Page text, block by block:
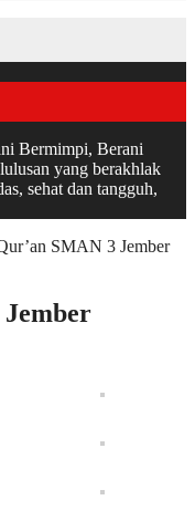
Bermimpi, Berani
yang berakhlak
sehat dan tangguh,
SMAN 3 Jember